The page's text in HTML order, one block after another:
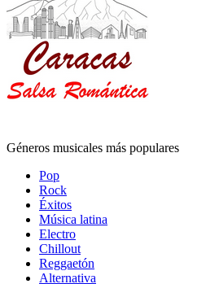
Géneros musicales más populares
Pop
Rock
Éxitos
Música latina
Electro
Chillout
Reggaetón
Alternativa